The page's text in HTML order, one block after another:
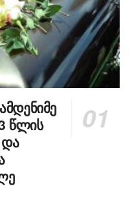
წლის
და